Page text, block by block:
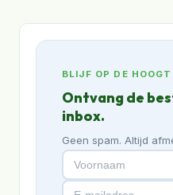
BLIJF OP DE
Ontvang de
inbox.
Geen spam. Altijd